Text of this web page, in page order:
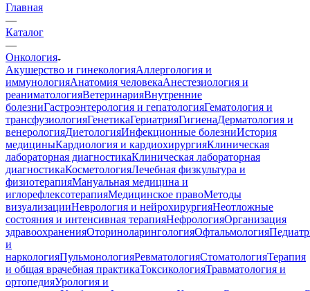
Главная
—
Каталог
—
Онкология
Акушерство и гинекологияАллергология и
иммунологияАнатомия человекаАнестезиология и
реаниматологияВетеринарияВнутренние
болезниГастроэнтерология и гепатологияГематология и
трансфузиологияГенетикаГериатрияГигиенаДерматология и
венерологияДиетологияИнфекционные болезниИстория
медициныКардиология и кардиохирургияКлиническая
лабораторная диагностикаКлиническая лабораторная
диагностикаКосметологияЛечебная физкультура и
физиотерапияМануальная медицина и
иглорефлексотерапияМедицинское правоМетоды
визуализацииНеврология и нейрохирургияНеотложные
состояния и интенсивная терапияНефрологияОрганизация
здравоохраненияОториноларингологияОфтальмология
и
наркологияПульмонологияРевматологияСтоматологияТерапия
и общая врачебная практикаТоксикологияТравматология и
ортопедияУрология и